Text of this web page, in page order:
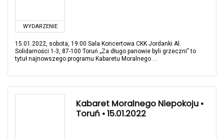
WYDARZENIE
15.01.2022, sobota, 19:00 Sala Koncertowa CKK Jordanki Al.
Solidarności 1-3, 87-100 Toruń „Za długo panowie byli grzeczni” to
tytuł najnowszego programu Kabaretu Moralnego ...
Kabaret Moralnego Niepokoju •
Toruń • 15.01.2022